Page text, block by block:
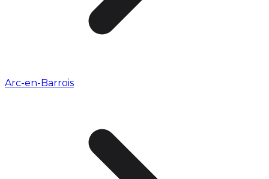
Arc-en-Barrois